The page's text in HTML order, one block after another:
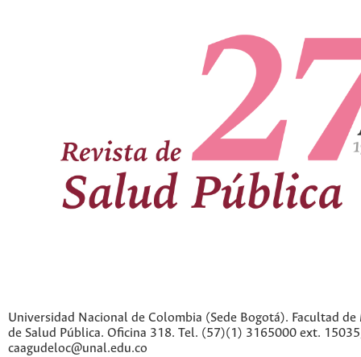
Universidad Nacional de Colombia (Sede Bogotá). Facultad
de Salud Pública. Oficina 318. Tel. (57)(1) 3165000 ext.
caagudeloc@unal.edu.co